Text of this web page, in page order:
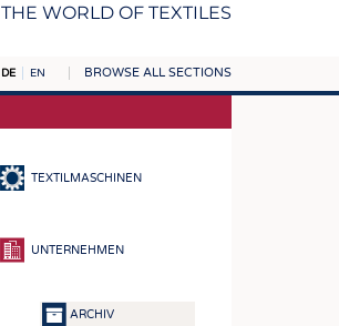
THE WORLD OF TEXTILES
DE EN BROWSE ALL SECTIONS
TEXTILMASCHINEN
UNTERNEHMEN
ARCHIV